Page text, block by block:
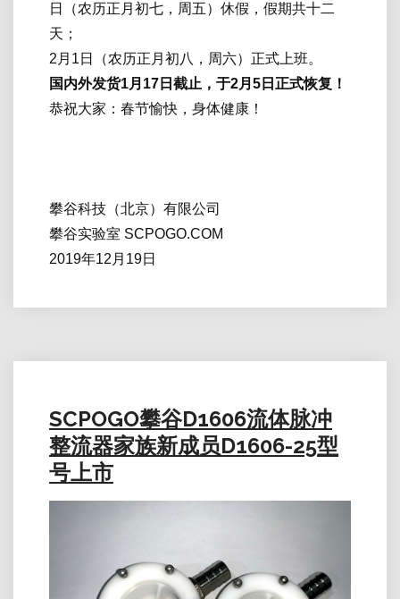
日（农历正月初七，周五）休假，假期共十二
天；
2月1日（农历正月初八，周六）正式上班。
国内外发货1月17日截止，于2月5日正式恢复！
恭祝大家：春节愉快，身体健康！
攀谷科技（北京）有限公司
攀谷实验室 SCPOGO.COM
2019年12月19日
SCPOGO攀谷D1606流体脉冲
整流器家族新成员D1606-25型
号上市